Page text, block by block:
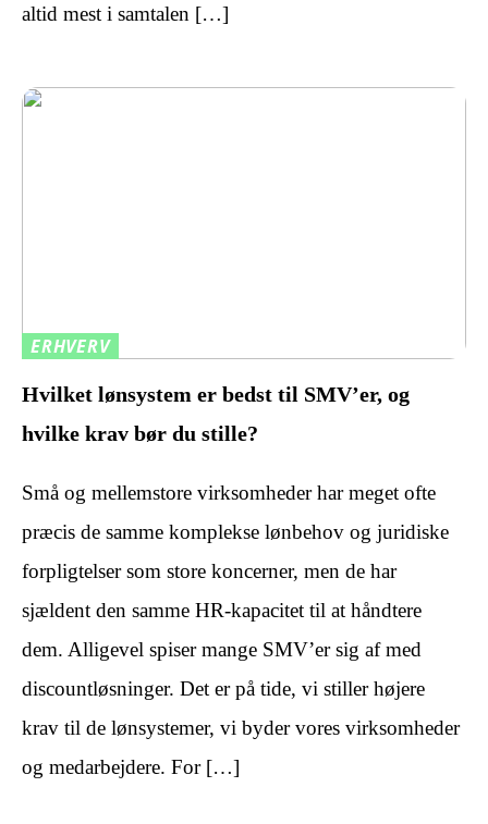
altid mest i samtalen […]
ERHVERV
Hvilket lønsystem er bedst til SMV’er, og
hvilke krav bør du stille?
Små og mellemstore virksomheder har meget ofte
præcis de samme komplekse lønbehov og juridiske
forpligtelser som store koncerner, men de har
sjældent den samme HR-kapacitet til at håndtere
dem. Alligevel spiser mange SMV’er sig af med
discountløsninger. Det er på tide, vi stiller højere
krav til de lønsystemer, vi byder vores virksomheder
og medarbejdere. For […]